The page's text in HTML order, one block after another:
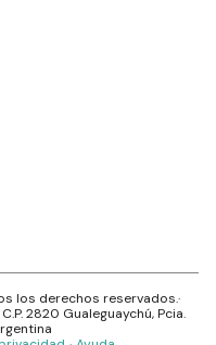
los derechos reservados.·
C.P.2820 Gualeguaychú, Pcia.